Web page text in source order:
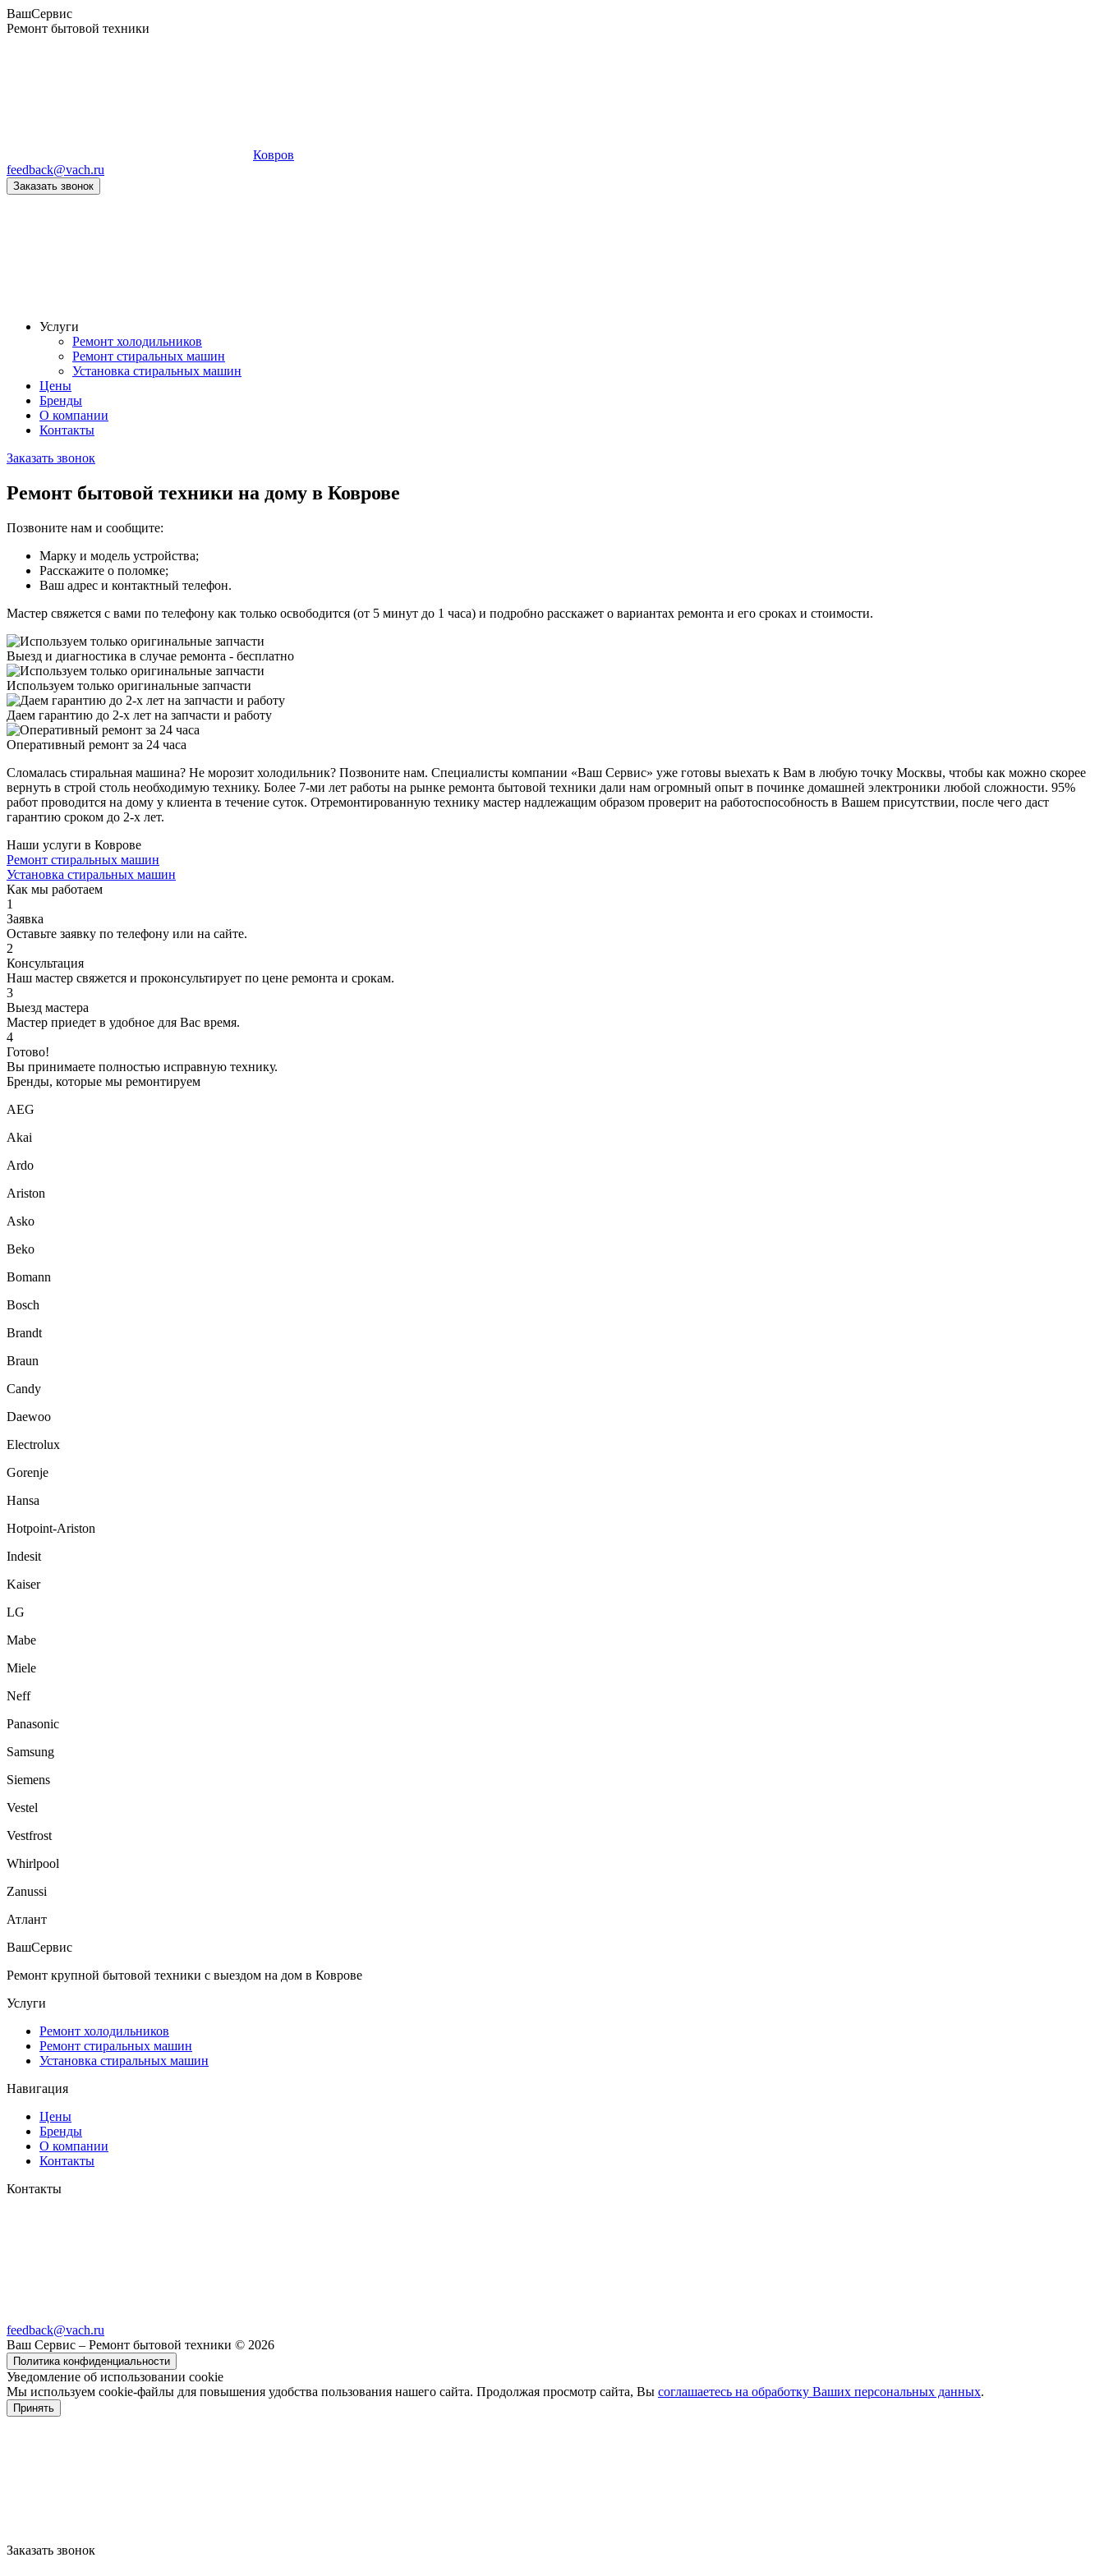
ВашСервис
Ремонт бытовой техники
Ковров
feedback@vach.ru
Заказать звонок
Услуги
Ремонт холодильников
Ремонт стиральных машин
Установка стиральных машин
Цены
Бренды
О компании
Контакты
Заказать звонок
Ремонт бытовой техники на дому в Коврове
Позвоните нам и сообщите:
Марку и модель устройства;
Расскажите о поломке;
Ваш адрес и контактный телефон.
Мастер свяжется с вами по телефону как только освободится (от 5 минут до 1 часа) и подробно расскажет о вариантах ремонта и его сроках и стоимости.
Выезд и диагностика в случае ремонта - бесплатно
Используем только оригинальные запчасти
Даем гарантию до 2-х лет на запчасти и работу
Оперативный ремонт за 24 часа
Сломалась стиральная машина? Не морозит холодильник? Позвоните нам. Специалисты компании «Ваш Сервис» уже готовы выехать к Вам в любую точку Москвы, чтобы как можно скорее
вернуть в строй столь необходимую технику. Более 7-ми лет работы на рынке ремонта бытовой техники дали нам огромный опыт в починке домашней электроники любой сложности. 95%
работ проводится на дому у клиента в течение суток. Отремонтированную технику мастер надлежащим образом проверит на работоспособность в Вашем присутствии, после чего даст
гарантию сроком до 2-х лет.
Наши услуги в Коврове
Ремонт стиральных машин
Установка стиральных машин
Как мы работаем
1
Заявка
Оставьте заявку по телефону или на сайте.
2
Консультация
Наш мастер свяжется и проконсультирует по цене ремонта и срокам.
3
Выезд мастера
Мастер приедет в удобное для Вас время.
4
Готово!
Вы принимаете полностью исправную технику.
Бренды, которые мы ремонтируем
AEG
Akai
Ardo
Ariston
Asko
Beko
Bomann
Bosch
Brandt
Braun
Candy
Daewoo
Electrolux
Gorenje
Hansa
Hotpoint-Ariston
Indesit
Kaiser
LG
Mabe
Miele
Neff
Panasonic
Samsung
Siemens
Vestel
Vestfrost
Whirlpool
Zanussi
Атлант
ВашСервис
Ремонт крупной бытовой техники с выездом на дом в Коврове
Услуги
Ремонт холодильников
Ремонт стиральных машин
Установка стиральных машин
Навигация
Цены
Бренды
О компании
Контакты
Контакты
feedback@vach.ru
Ваш Сервис – Ремонт бытовой техники © 2026
Политика конфиденциальности
Уведомление об использовании cookie
Мы используем cookie-файлы для повышения удобства пользования нашего сайта. Продолжая просмотр сайта, Вы соглашаетесь на обработку Ваших персональных данных.
Принять
Заказать звонок